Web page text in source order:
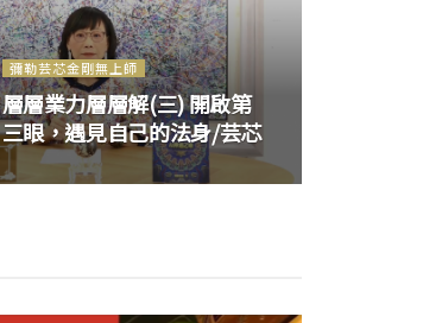
彌勒芸芯金剛無上師
層層業力層層解(三) 開啟第
三眼，遇見自己的法身/芸芯